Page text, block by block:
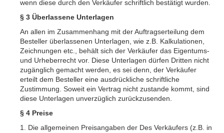
wenn diese durch den Verkäufer schriftlich bestätigt wurden.
§ 3 Überlassene Unterlagen
An allen im Zusammenhang mit der Auftragserteilung dem
Besteller überlassenen Unterlagen, wie z.B. Kalkulationen,
Zeichnungen etc., behält sich der Verkäufer das Eigentums-
und Urheberrecht vor. Diese Unterlagen dürfen Dritten nicht
zugänglich gemacht werden, es sei denn, der Verkäufer
erteilt dem Besteller eine ausdrückliche schriftliche
Zustimmung. Soweit ein Vertrag nicht zustande kommt, sind
diese Unterlagen unverzüglich zurückzusenden.
§ 4 Preise
1. Die allgemeinen Preisangaben der Des Verkäufers (z.B. in